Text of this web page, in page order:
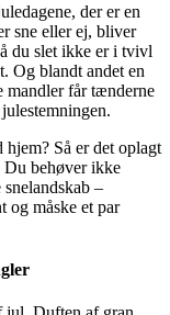
der er en
sne eller ej, bliver
du slet ikke er i tvivl
Og blandt andet en
mandler får tænderne
Så er det oplagt
Du behøver ikke
–
og måske et par